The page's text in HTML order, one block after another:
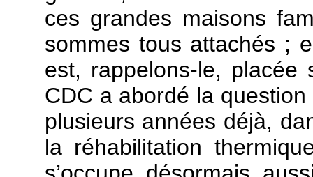
ces grandes maisons
sommes tous attachés ;
est, rappelons-le,
CDC a abordé la
plusieurs années déjà,
la réhabilitation